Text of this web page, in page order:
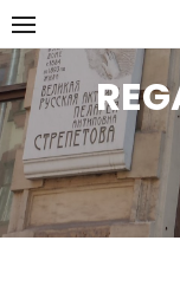
Skip
to
content